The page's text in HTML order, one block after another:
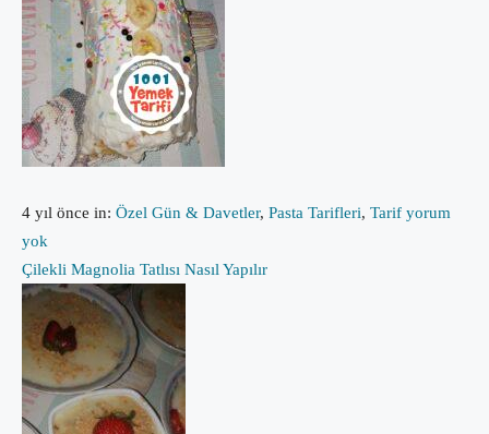
4 yıl önce in: Özel Gün & Davetler, Pasta Tarifleri, Tarif yorum
yok
Çilekli Magnolia Tatlısı Nasıl Yapılır